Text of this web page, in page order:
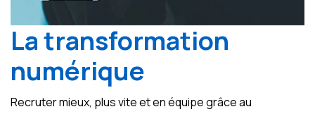
La transformation
numérique
Recruter mieux, plus vite et en équipe grâce au